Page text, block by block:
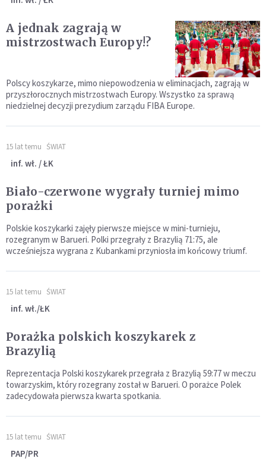
A jednak zagrają w
mistrzostwach Europy!?
Polscy koszykarze, mimo niepowodzenia w eliminacjach, zagrają w
przyszłorocznych mistrzostwach Europy. Wszystko za sprawą
niedzielnej decyzji prezydium zarządu FIBA Europe.
15 lat temu ŚWIAT
inf. wł. / ŁK
Biało-czerwone wygrały turniej mimo
porażki
Polskie koszykarki zajęły pierwsze miejsce w mini-turnieju,
rozegranym w Barueri. Polki przegrały z Brazylią 71:75, ale
wcześniejsza wygrana z Kubankami przyniosła im końcowy triumf.
15 lat temu ŚWIAT
inf. wł./ŁK
Porażka polskich koszykarek z
Brazylią
Reprezentacja Polski koszykarek przegrała z Brazylią 59:77 w meczu
towarzyskim, który rozegrany został w Barueri. O porażce Polek
zadecydowała pierwsza kwarta spotkania.
15 lat temu ŚWIAT
PAP/PR